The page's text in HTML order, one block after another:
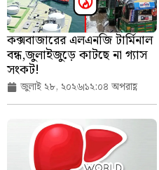
কক্সবাজারের এলএনজি টার্মিনাল
বন্ধ,জুলাইজুড়ে কাটছে না গ্যাস
সংকট!
জুলাই ২৮, ২০২৬১২:০৪ অপরাহ্ণ